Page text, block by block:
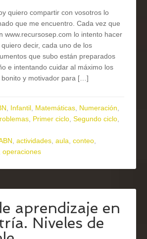
quiero compartir con vosotros lo
que me encuentro. Cada vez que
www.recursosep.com lo intento hacer
decir, cada uno de los
que subo están preparados
e intentando cuidar al máximo los
bonito y motivador para […]
Infantil Matemáticas Numeración
Primer ciclo ,Segundo ciclo
,actividades ,aula ,conteo
,operaciones
aprendizaje en
Niveles de